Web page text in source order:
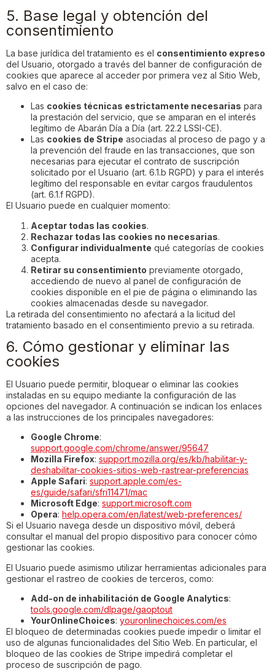
5. Base legal y obtención del
consentimiento
La base jurídica del tratamiento es el consentimiento expreso
del Usuario, otorgado a través del banner de configuración de
cookies que aparece al acceder por primera vez al Sitio Web,
salvo en el caso de:
Las cookies técnicas estrictamente necesarias para
la prestación del servicio, que se amparan en el interés
legítimo de Abarán Día a Día (art. 22.2 LSSI-CE).
Las cookies de Stripe asociadas al proceso de pago y a
la prevención del fraude en las transacciones, que son
necesarias para ejecutar el contrato de suscripción
solicitado por el Usuario (art. 6.1.b RGPD) y para el interés
legítimo del responsable en evitar cargos fraudulentos
(art. 6.1.f RGPD).
El Usuario puede en cualquier momento:
Aceptar todas las cookies.
Rechazar todas las cookies no necesarias.
Configurar individualmente qué categorías de cookies
acepta.
Retirar su consentimiento previamente otorgado,
accediendo de nuevo al panel de configuración de
cookies disponible en el pie de página o eliminando las
cookies almacenadas desde su navegador.
La retirada del consentimiento no afectará a la licitud del
tratamiento basado en el consentimiento previo a su retirada.
6. Cómo gestionar y eliminar las
cookies
El Usuario puede permitir, bloquear o eliminar las cookies
instaladas en su equipo mediante la configuración de las
opciones del navegador. A continuación se indican los enlaces
a las instrucciones de los principales navegadores:
Google Chrome:
support.google.com/chrome/answer/95647
Mozilla Firefox: support.mozilla.org/es/kb/habilitar-y-
deshabilitar-cookies-sitios-web-rastrear-preferencias
Apple Safari: support.apple.com/es-
es/guide/safari/sfri11471/mac
Microsoft Edge: support.microsoft.com
Opera: help.opera.com/en/latest/web-preferences/
Si el Usuario navega desde un dispositivo móvil, deberá
consultar el manual del propio dispositivo para conocer cómo
gestionar las cookies.
El Usuario puede asimismo utilizar herramientas adicionales para
gestionar el rastreo de cookies de terceros, como:
Add-on de inhabilitación de Google Analytics:
tools.google.com/dlpage/gaoptout
YourOnlineChoices: youronlinechoices.com/es
El bloqueo de determinadas cookies puede impedir o limitar el
uso de algunas funcionalidades del Sitio Web. En particular, el
bloqueo de las cookies de Stripe impedirá completar el
proceso de suscripción de pago.